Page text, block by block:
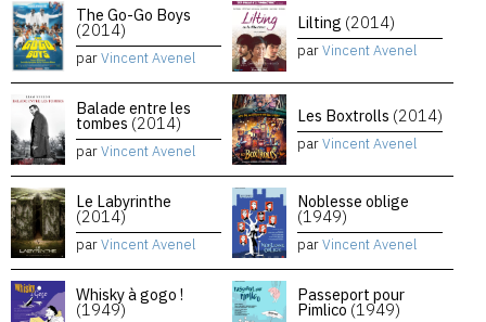
The Go-Go Boys
(2014)
parVincent Avenel
Lilting (2014)
parVincent Avenel
Balade entre les
tombes (2014)
parVincent Avenel
Les Boxtrolls (2014)
parVincent Avenel
Le Labyrinthe
(2014)
parVincent Avenel
Noblesse oblige
(1949)
parVincent Avenel
Whisky à gogo !
(1949)
Passeport pour
Pimlico (1949)